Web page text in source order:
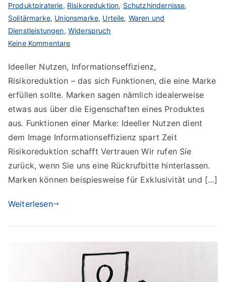
Produktpiraterie, Risikoreduktion, Schutzhindernisse,
Solitärmarke, Unionsmarke, Urteile, Waren und
Dienstleistungen, Widerspruch
Keine Kommentarezu
Ideeller Nutzen, Informationseffizienz,
Risikoreduktion – das sich Funktionen, die eine Marke
erfüllen sollte. Marken sagen nämlich idealerweise
etwas aus über die Eigenschaften eines Produktes
aus. Funktionen einer Marke: Ideeller Nutzen dient
dem Image Informationseffizienz spart Zeit
Risikoreduktion schafft Vertrauen Wir rufen Sie
zurück, wenn Sie uns eine Rückrufbitte hinterlassen.
Marken können beispiesweise für Exklusivität und […]
Weiterlesen